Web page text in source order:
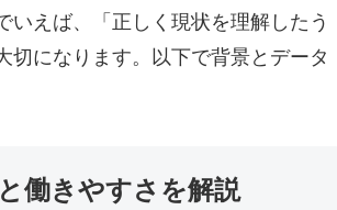
えば、「正しく現状を理解したう
切になります。以下で背景とデータ
働きやすさを解説